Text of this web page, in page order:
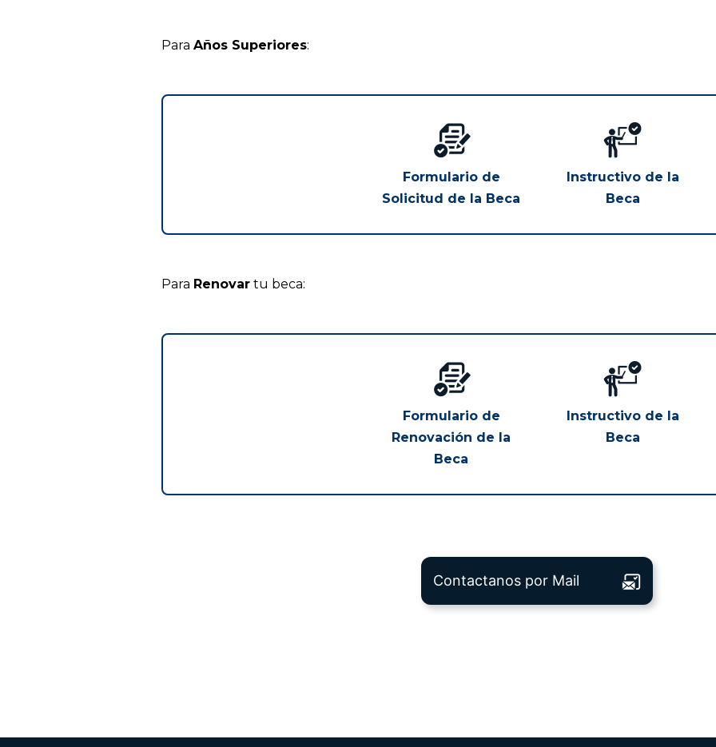
Para Años Superiores:
Formulario de
Solicitud de la Beca
Instructivo de la
Beca
Para Renovartu beca:
Formulario de
Renovación de la
Beca
Instructivo de la
Beca
Contactanos por Mail